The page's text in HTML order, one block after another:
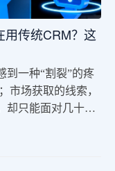
用传统CRM？这
到一种“割裂”的疼
市场获取的线索，
却只能面对几十个
企业最宝贵的资
动力。” 对于物